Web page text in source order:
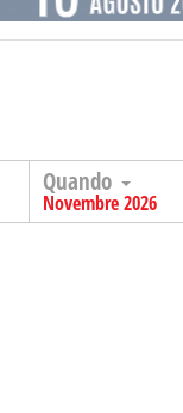
Quando
Novembre 2026